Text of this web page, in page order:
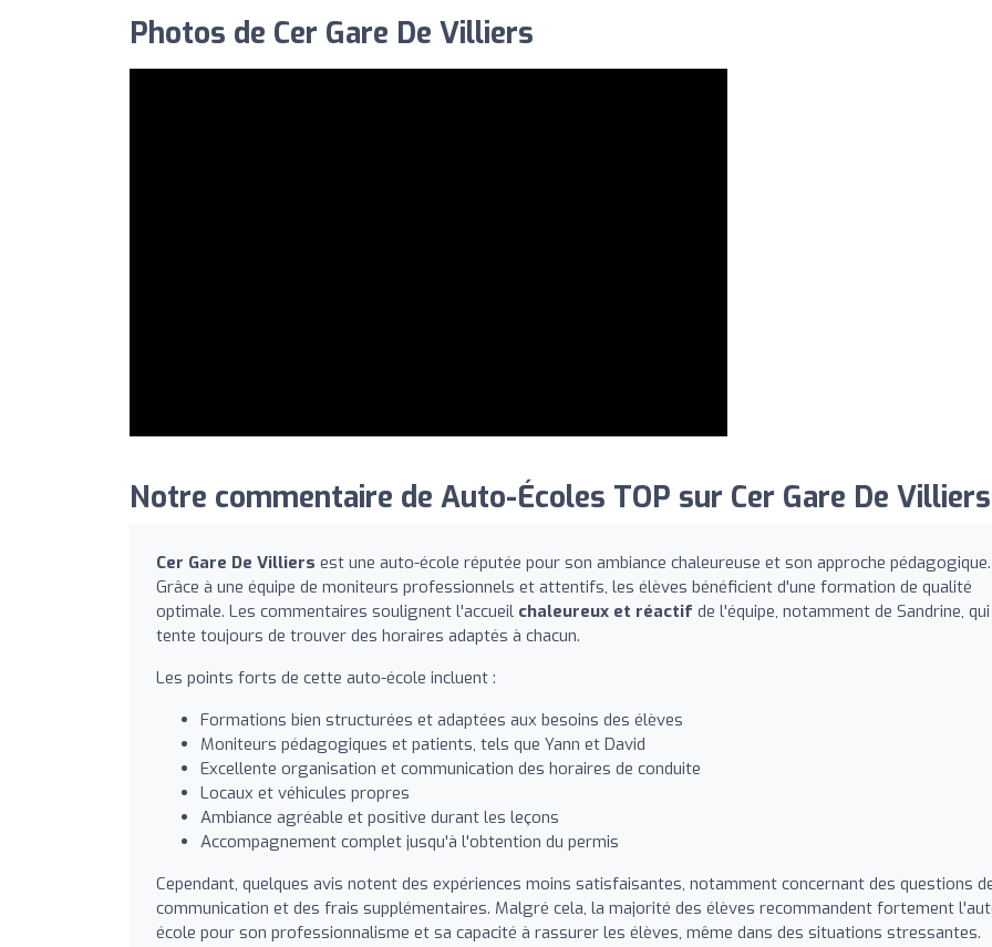
Photos de Cer Gare De Villiers
Notre commentaire de Auto-Écoles TOP sur Cer Gare De
Cer Gare De Villiers est une auto-école réputée pour son ambiance chaleureuse et son approche pédagogique.
Grâce à une équipe de moniteurs professionnels et attentifs, les élèves bénéficient d'une formation de qualité
optimale. Les commentaires soulignent l'accueil chaleureux et réactif de l'équipe, notamment de Sandrine, qui
tente toujours de trouver des horaires adaptés à chacun.
Les points forts de cette auto-école incluent :
Formations bien structurées et adaptées aux besoins des élèves
Moniteurs pédagogiques et patients, tels que Yann et David
Excellente organisation et communication des horaires de conduite
Locaux et véhicules propres
Ambiance agréable et positive durant les leçons
Accompagnement complet jusqu'à l'obtention du permis
Cependant, quelques avis notent des expériences moins satisfaisantes, notamment concernant des questions
communication et des frais supplémentaires. Malgré cela, la majorité des élèves recommandent fortement
école pour son professionnalisme et sa capacité à rassurer les élèves, même dans des situations stressantes.